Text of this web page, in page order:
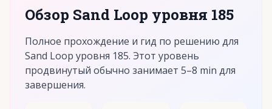
Обзор Sand Loop уровня 185
Полное прохождение и гид по решению для
Sand Loop уровня 185. Этот уровень
продвинутый обычно занимает 5–8 min для
завершения.